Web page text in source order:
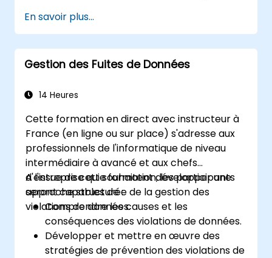
réponses aux risques.
Concevoir et mettre en œuvre des
contrôles des systèmes d'information.
Se préparer efficacement à l'examen de
En savoir plus...
Gestion des Fuites de Données
14 Heures
Cette formation en direct avec instructeur à
France (en ligne ou sur place) s'adresse aux
professionnels de l'informatique de niveau
intermédiaire à avancé et aux chefs
d'entreprise qui souhaitent développer une
approche structurée de la gestion des
violations de données.
A l'issue de cette formation, les participants
seront capables de :
Comprendre les causes et les
conséquences des violations de données.
Développer et mettre en œuvre des
stratégies de prévention des violations de